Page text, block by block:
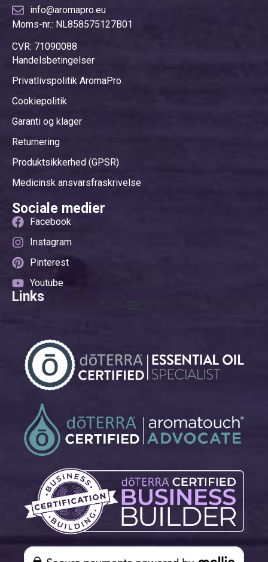
info@aromapro.eu
Moms-nr.: NL858575127B01
CVR: 71090088
Handelsbetingelser
Privatlivspolitik AromaPro
Cookiepolitik
Garanti og klager
Returnering
Produktsikkerhed (GPSR)
Medicinsk ansvarsfraskrivelse
Sociale medier
Facebook
Instagram
Pinterest
Youtube
Links